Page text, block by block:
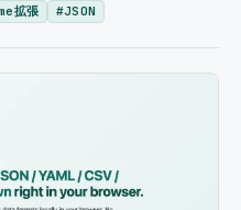
拡張 #JSON